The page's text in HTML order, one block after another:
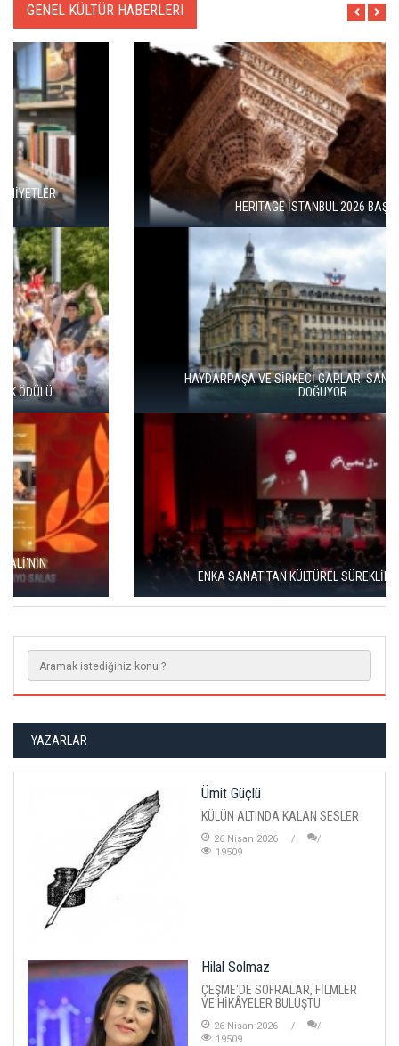
GENEL KÜLTÜR HABERLERI
HERITAGE İSTANBUL 2026 BAŞLADI
HAYDARPAŞA VE SİRKECİ GARLARI SANATLA YENİDEN
DOĞUYOR
ENKA SANAT'TAN KÜLTÜREL SÜREKLİLİK HAMLESİ
YAZARLAR
Ümit Güçlü
KÜLÜN ALTINDA KALAN SESLER
26 Nisan 2026
19509
Hilal Solmaz
ÇEŞME'DE SOFRALAR, FİLMLER
VE HİKÂYELER BULUŞTU
26 Nisan 2026
19509